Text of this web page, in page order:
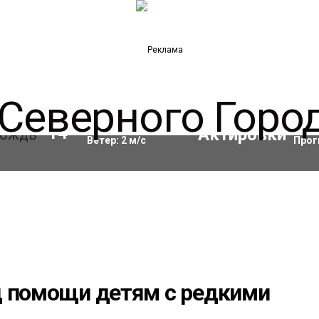
14 °C Влажность:82%
Ветер: 2м/с
помощи детям с редкими